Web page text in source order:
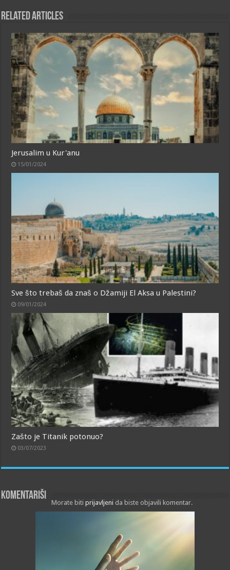
Related Articles
Jerusalim u Kur'anu
15/01/2024
Sve što trebaš da znaš o Džamiji El Aksa u Palestini?
09/01/2024
Zašto je Titanik potonuo?
03/07/2023
Komentariši
Morate bitiprijavljeni da biste objavili komentar.